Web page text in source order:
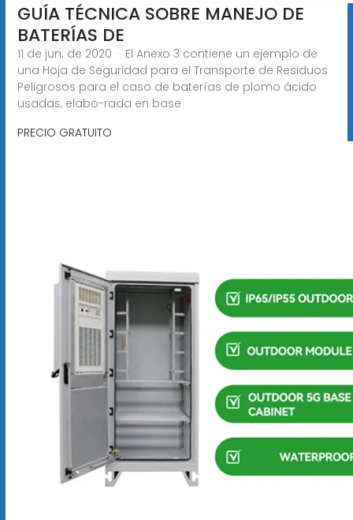
GUÍA TÉCNICA SOBRE MANEJO DE
BATERÍAS DE
11 de jun. de 2020 · El Anexo 3 contiene un ejemplo de
una Hoja de Seguridad para el Transporte de Residuos
Peligrosos para el caso de baterías de plomo ácido
usadas, elabo-rada en base
PRECIO GRATUITO